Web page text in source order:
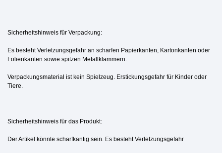
Sicherheitshinweis für Verpackung:
Es besteht Verletzungsgefahr an scharfen Papierkanten, Kartonkanten oder
Folienkanten sowie spitzen Metallklammern.
Verpackungsmaterial ist kein Spielzeug. Erstickungsgefahr für Kinder oder
Tiere.
Sicherheitshinweis für das Produkt:
Der Artikel könnte scharfkantig sein. Es besteht Verletzungsgefahr